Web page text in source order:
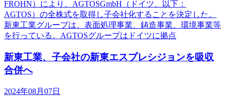
FROHN）により、AGTOSGmbH（ドイツ、以下：
AGTOS）の全株式を取得し子会社化することを決定した。
新東工業グループは、表面処理事業、鋳造事業、環境事業等
を行っている。AGTOSグループはドイツに拠点
新東工業、子会社の新東エスプレシジョンを吸収
合併へ
2024年08月07日